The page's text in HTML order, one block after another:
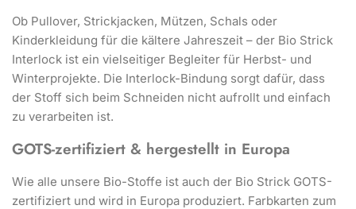
Ob Pullover, Strickjacken, Mützen, Schals oder
Kinderkleidung für die kältere Jahreszeit – der Bio Strick
Interlock ist ein vielseitiger Begleiter für Herbst- und
Winterprojekte. Die Interlock-Bindung sorgt dafür, dass
der Stoff sich beim Schneiden nicht aufrollt und einfach
zu verarbeiten ist.
GOTS-zertifiziert & hergestellt in Europa
Wie alle unsere Bio-Stoffe ist auch der Bio Strick GOTS-
zertifiziert und wird in Europa produziert. Farbkarten zum